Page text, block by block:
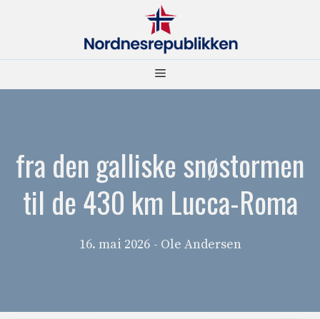
Meny
fra den galliske snøstormen
til de 430 km Lucca-Roma
16. mai 2026 - Ole Andersen